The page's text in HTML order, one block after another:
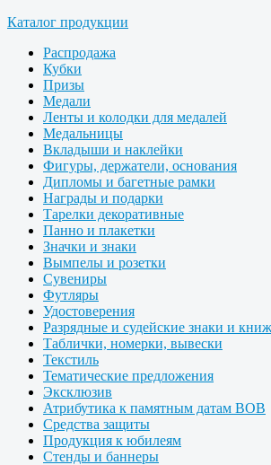
Каталог продукции
Распродажа
Кубки
Призы
Медали
Ленты и колодки для медалей
Медальницы
Вкладыши и наклейки
Фигуры, держатели, основания
Дипломы и багетные рамки
Награды и подарки
Тарелки декоративные
Панно и плакетки
Значки и знаки
Вымпелы и розетки
Сувениры
Футляры
Удостоверения
Разрядные и судейские знаки и
Таблички, номерки, вывески
Текстиль
Тематические предложения
Эксклюзив
Атрибутика к памятным датам ВОВ
Средства защиты
Продукция к юбилеям
Стенды и баннеры